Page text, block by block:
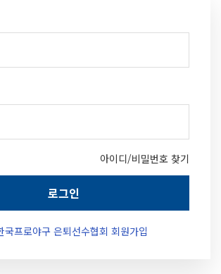
아이디/비밀번호 찾기
로그인
국프로야구 은퇴선수협회 회원가입